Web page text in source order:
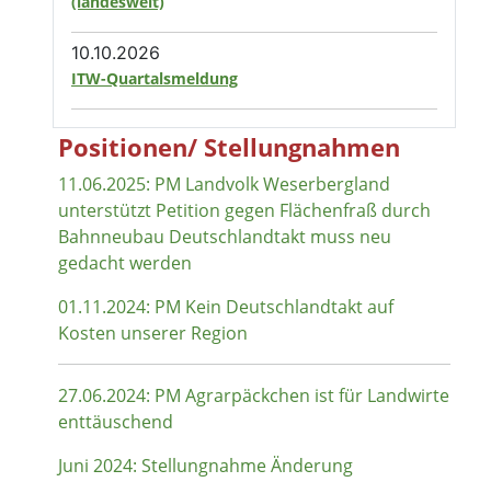
10.10.2026
ITW-Quartalsmeldung
Positionen/ Stellungnahmen
11.06.2025: PM Landvolk Weserbergland
unterstützt Petition gegen Flächenfraß durch
Bahnneubau Deutschlandtakt muss neu
gedacht werden
01.11.2024: PM Kein Deutschlandtakt auf
Kosten unserer Region
27.06.2024: PM Agrarpäckchen ist für Landwirte
enttäuschend
Juni 2024: Stellungnahme Änderung